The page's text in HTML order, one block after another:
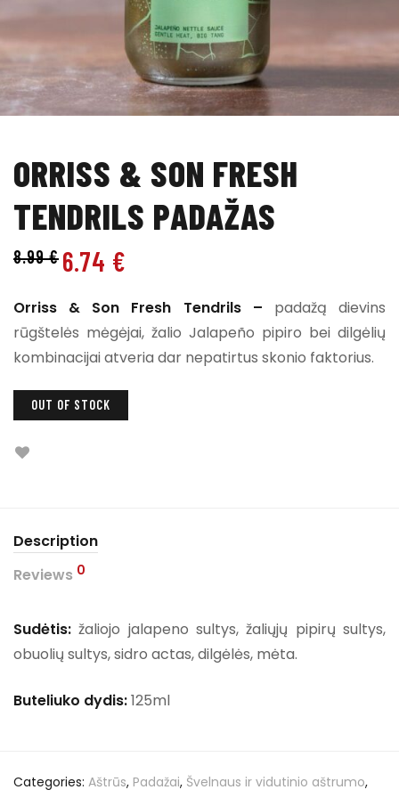
ORRISS & SON FRESH
TENDRILS PADAŽAS
8.99€ 6.74 €
Orriss & Son Fresh Tendrils – padažą dievins
rūgštelės mėgėjai, žalio Jalapeño pipiro bei dilgėlių
kombinacijai atveria dar nepatirtus skonio faktorius.
OUT OF STOCK
Description
Reviews 0
Sudėtis: žaliojo jalapeno sultys, žaliųjų pipirų sultys,
obuolių sultys, sidro actas, dilgėlės, mėta.
Buteliuko dydis:125ml
Categories: Aštrūs, Padažai, Švelnaus ir vidutinio aštrumo,